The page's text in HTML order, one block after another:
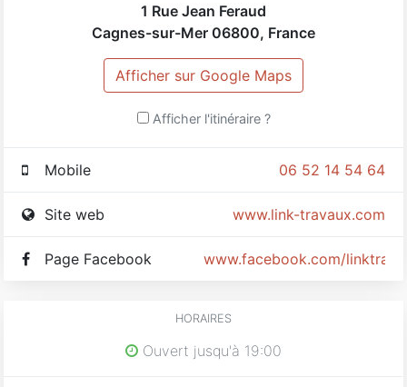
1 Rue Jean Feraud
Cagnes-sur-Mer 06800, France
Afficher sur Google Maps
Afficher l'itinéraire ?
06 52 14 54 64
Mobile
www.link-travaux.com
Site web
www.facebook.com/
Page Facebook
HORAIRES
Ouvert jusqu'à 19:00